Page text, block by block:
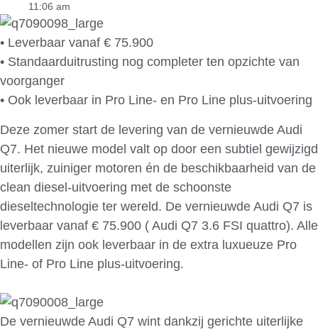
11:06 am
• Leverbaar vanaf € 75.900
• Standaarduitrusting nog completer ten opzichte van
voorganger
• Ook leverbaar in Pro Line- en Pro Line plus-uitvoering
Deze zomer start de levering van de vernieuwde Audi
Q7. Het nieuwe model valt op door een subtiel gewijzigd
uiterlijk, zuiniger motoren én de beschikbaarheid van de
clean diesel-uitvoering met de schoonste
dieseltechnologie ter wereld. De vernieuwde Audi Q7 is
leverbaar vanaf € 75.900 ( Audi Q7 3.6 FSI quattro). Alle
modellen zijn ook leverbaar in de extra luxueuze Pro
Line- of Pro Line plus-uitvoering.
De vernieuwde Audi Q7 wint dankzij gerichte uiterlijke